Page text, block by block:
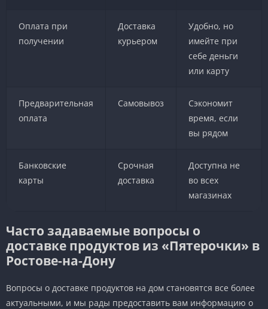
Оплата при
получении
Доставка
курьером
Удобно, но
имейте при
себе деньги
или карту
Предварительная
оплата
Самовывоз
Сэкономит
время, если
вы рядом
Банковские
карты
Срочная
доставка
Доступна не
во всех
магазинах
Часто задаваемые вопросы о
доставке продуктов из «Пятерочки» в
Ростове-на-Дону
Вопросы о доставке продуктов на дом становятся все более
актуальными, и мы рады предоставить вам информацию о